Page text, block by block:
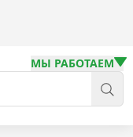
МЫ РАБОТАЕМ